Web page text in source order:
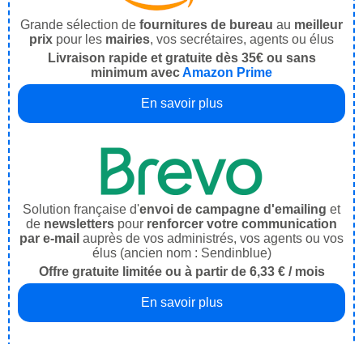
Grande sélection de fournitures de bureau au meilleur
prix pour les mairies, vos secrétaires, agents ou élus
Livraison rapide et gratuite dès 35€ ou sans
minimum avecAmazon Prime
En savoir plus
Solution française d'envoi de campagne d'emailing et
de newsletters pour renforcer votre communication
par e-mail auprès de vos administrés, vos agents ou vos
élus (ancien nom : Sendinblue)
Offre gratuite limitée ou à partir de 6,33 € / mois
En savoir plus